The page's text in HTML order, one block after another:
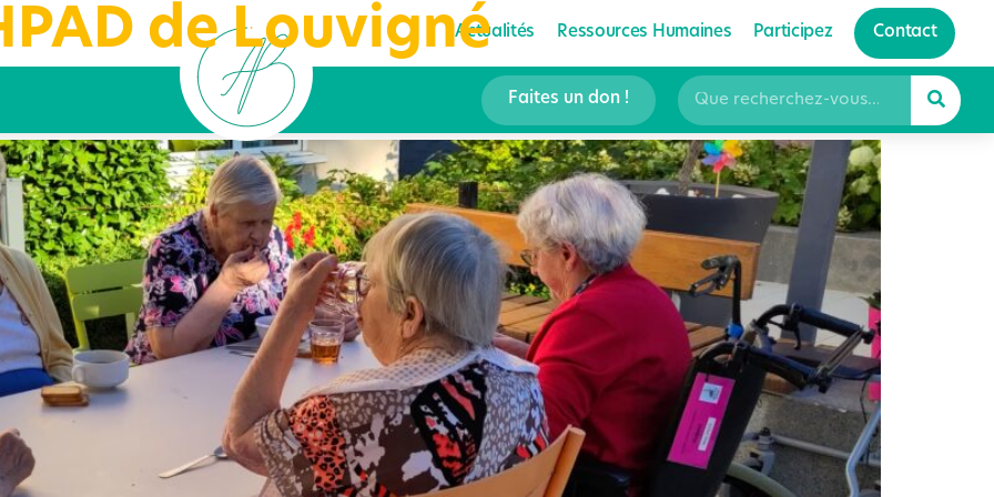
Actualités Ressources Humaines Participez Contact
Faites un don !
de Louvigné
gourmand pour bien
journée !